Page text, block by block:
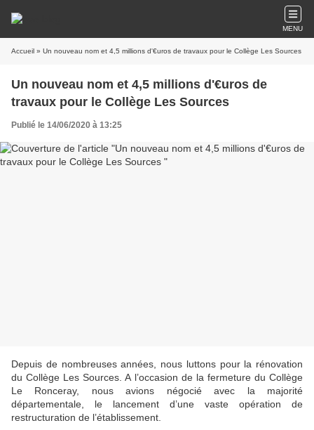
MENU
Accueil » Un nouveau nom et 4,5 millions d'€uros de travaux pour le Collège Les Sources
Un nouveau nom et 4,5 millions d'€uros de
travaux pour le Collège Les Sources
Publié le 14/06/2020 à 13:25
Depuis de nombreuses années, nous luttons pour la rénovation
du Collège Les Sources. A l’occasion de la fermeture du Collège
Le Ronceray, nous avions négocié avec la majorité
départementale, le lancement d’une vaste opération de
restructuration de l’établissement.